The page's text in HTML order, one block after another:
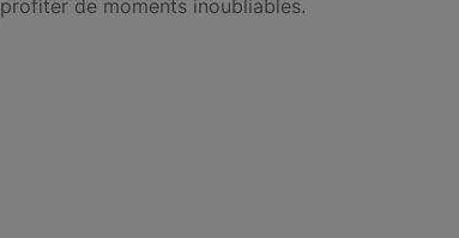
de moments inoubliables.